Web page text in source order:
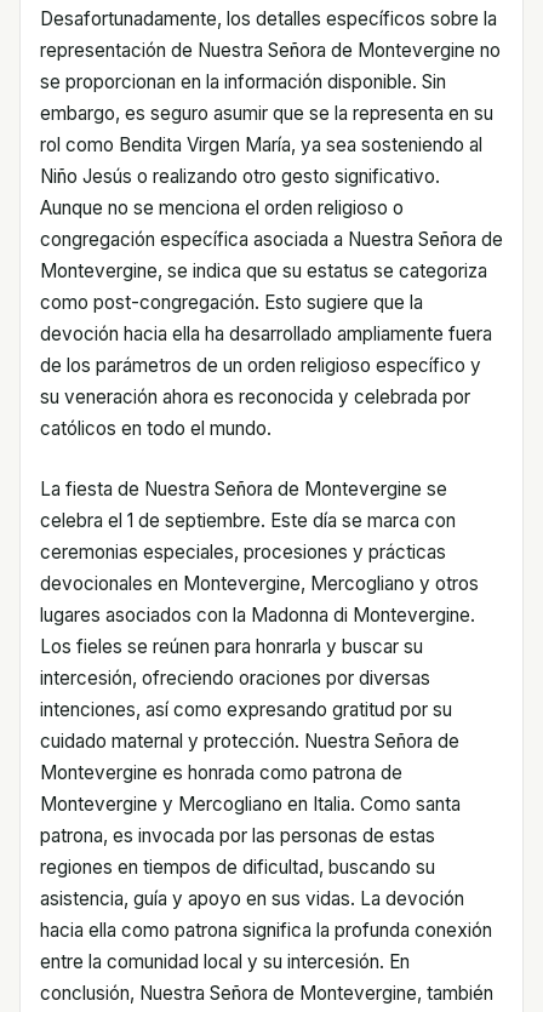
Desafortunadamente, los detalles específicos sobre la
representación de Nuestra Señora de Montevergine no
se proporcionan en la información disponible. Sin
embargo, es seguro asumir que se la representa en su
rol como Bendita Virgen María, ya sea sosteniendo al
Niño Jesús o realizando otro gesto significativo.
Aunque no se menciona el orden religioso o
congregación específica asociada a Nuestra Señora de
Montevergine, se indica que su estatus se categoriza
como post-congregación. Esto sugiere que la
devoción hacia ella ha desarrollado ampliamente fuera
de los parámetros de un orden religioso específico y
su veneración ahora es reconocida y celebrada por
católicos en todo el mundo.
La fiesta de Nuestra Señora de Montevergine se
celebra el 1 de septiembre. Este día se marca con
ceremonias especiales, procesiones y prácticas
devocionales en Montevergine, Mercogliano y otros
lugares asociados con la Madonna di Montevergine.
Los fieles se reúnen para honrarla y buscar su
intercesión, ofreciendo oraciones por diversas
intenciones, así como expresando gratitud por su
cuidado maternal y protección. Nuestra Señora de
Montevergine es honrada como patrona de
Montevergine y Mercogliano en Italia. Como santa
patrona, es invocada por las personas de estas
regiones en tiempos de dificultad, buscando su
asistencia, guía y apoyo en sus vidas. La devoción
hacia ella como patrona significa la profunda conexión
entre la comunidad local y su intercesión. En
conclusión, Nuestra Señora de Montevergine, también